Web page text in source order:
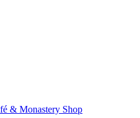
& Monastery Shop